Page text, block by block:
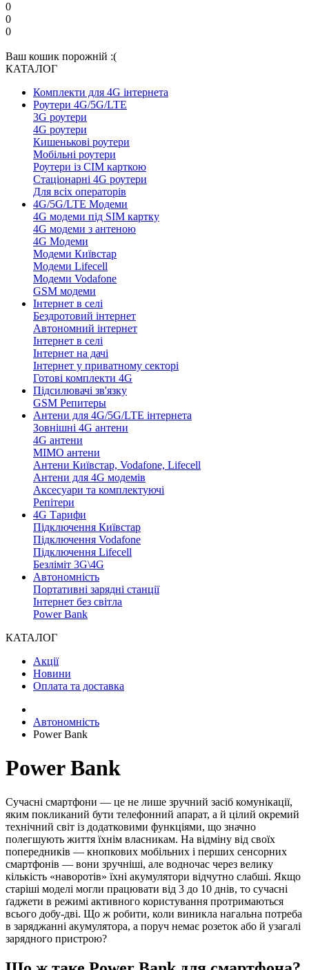
0
0
0
Ваш кошик порожній :(
КАТАЛОГ
Комплекти для 4G інтернета
Роутери 4G/5G/LTE
3G роутери
4G роутери
Кишенькові роутери
Мобільні роутери
Роутери із СІМ карткою
Стаціонарні 4G роутери
Для всіх операторів
4G/5G/LTE Модеми
4G модеми під SIM картку
4G модеми з антеною
4G Модеми
Модеми Київстар
Модеми Lifecell
Модеми Vodafone
GSM модеми
Інтернет в селі
Бездротовий інтернет
Автономний інтернет
Інтернет в селі
Інтернет на дачі
Інтернет у приватному секторі
Готові комплекти 4G
Підсилювачі зв'язку
GSM Репитеры
Антени для 4G/5G/LTE інтернета
Зовнішні 4G антени
4G антени
MIMO антени
Антени Київстар, Vodafone, Lifecell
Антени для 4G модемів
Аксесуари та комплектуючі
Репітери
4G Тарифи
Підключення Київстар
Підключення Vodafone
Підключення Lifecell
Безліміт 3G\4G
Автономність
Портативні зарядні станції
Інтернет без світла
Power Bank
КАТАЛОГ
Акції
Новини
Оплата та доставка
Автономність
Power Bank
Power Bank
Сучасні смартфони — це не лише зручний засіб комунікації,
яким покликаний бути телефонний апарат, а й цілий окремий
технічний світ із додатковими функціями, що значно
полегшують життя їхнім власникам. На відміну від своїх
попередників — кнопкових мобільних і перших сенсорних
смартфонів — вони зручніші, але водночас через велику
кількість «наворотів» їхні акумулятори відчутно слабші. Якщо
старіші моделі могли працювати від 3 до 10 днів, то сучасні
ґаджети в режимі активного користування протримаються
всього добу-дві. Що ж робити, коли виникла нагальна потреба
в заряджанні акумулятора, а поруч немає розеток або й узагалі
зарядного пристрою?